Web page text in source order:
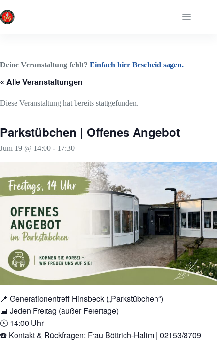
Inhalt
springen
Deine Veranstaltung fehlt? Einfach hier Bescheid sagen.
« Alle Veranstaltungen
Diese Veranstaltung hat bereits stattgefunden.
Parkstübchen | Offenes Angebot
Juni 19 @ 14:00 - 17:30
📍 Generationentreff Hinsbeck („Parkstübchen“)
📅 Jeden Freitag (außer Feiertage)
🕚 14:00 Uhr
☎️ Kontakt & Rückfragen: Frau Böttrich-Halim | 02153/8709